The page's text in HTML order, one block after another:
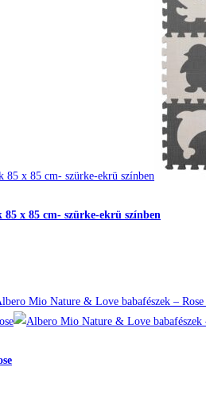
85 x 85 cm- szürke-ekrü színben